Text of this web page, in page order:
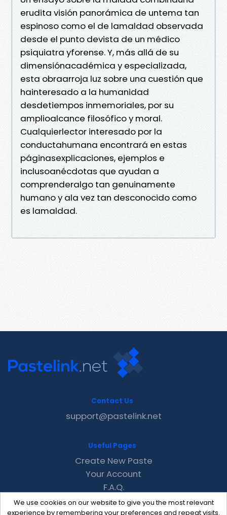
erudita visión panorámica de untema tan
espinoso como el de lamaldad observada
desde el punto devista de un médico
psiquiatra yforense. Y, más allá de su
dimensiónacadémica y especializada,
esta obraarroja luz sobre una cuestión que
hainteresado a la humanidad
desdetiempos inmemoriales, por su
amplioalcance filosófico y moral.
Cualquierlector interesado por la
conductahumana encontrará en estas
páginasexplicaciones, ejemplos e
inclusoanécdotas que ayudan a
comprenderalgo tan genuinamente
humano y ala vez tan desconocido como
es lamaldad.
We use cookies on our website to give you the most relevant
experience by remembering your preferences and repeat visits.
Contact Us
support@pastelink.net
Useful Pages
Create New Paste
Your Account
F.A.Q.
Recent